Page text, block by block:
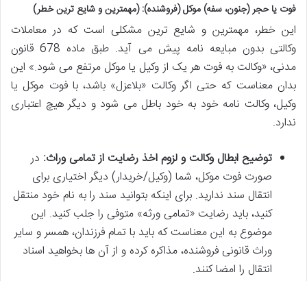
فوت یا حجر (جنون، سفه) موکل (فروشنده):(مهمترین و شایع ترین خطر)
این خطر، مهمترین و شایع ترین مشکلی است که در معاملات
وکالتی بدون مبایعه نامه پیش می آید. طبق ماده 678 قانون
مدنی، «وکالت به فوت هر یک از وکیل یا موکل مرتفع می شود.» این
بدان معناست که حتی اگر وکالت «بلاعزل» باشد، با فوت موکل یا
وکیل، وکالت نامه خود به خود باطل می شود و دیگر هیچ اعتباری
ندارد.
توضیح ابطال وکالت و لزوم اخذ رضایت از تمامی وراث: در
صورت فوت موکل، شما (وکیل/خریدار) دیگر اختیاری برای
انتقال سند ندارید. برای اینکه بتوانید سند را به نام خود منتقل
کنید، باید رضایت «تمامی ورثه» متوفی را جلب کنید. این
موضوع به این معناست که باید با تمام فرزندان، همسر و سایر
وراث قانونی فروشنده، مذاکره کرده و از آن ها بخواهید اسناد
انتقال را امضا کنند.